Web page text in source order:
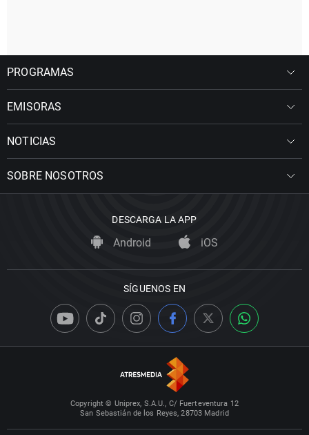
PROGRAMAS
EMISORAS
NOTICIAS
SOBRE NOSOTROS
DESCARGA LA APP
Android iOS
SÍGUENOS EN
Copyright © Uniprex, S.A.U., C/ Fuerteventura 12
San Sebastián de los Reyes, 28703 Madrid